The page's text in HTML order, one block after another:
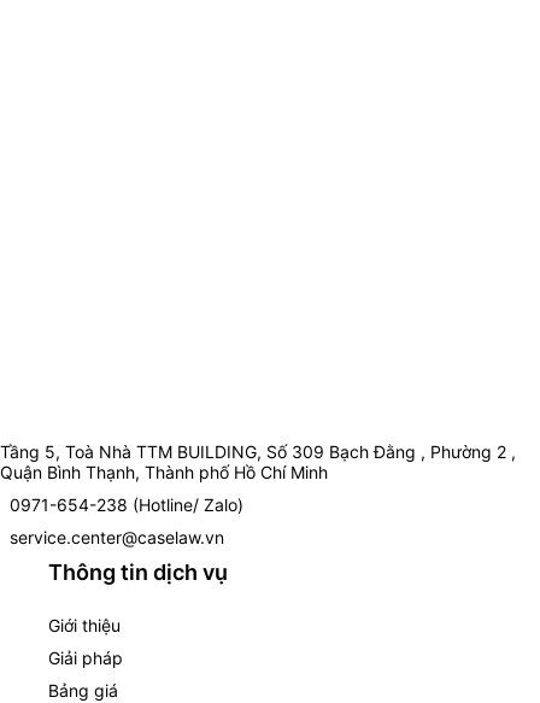
Tầng 5, Toà Nhà TTM BUILDING, Số 309 Bạch Đằng , Phường 2 ,
Quận Bình Thạnh, Thành phố Hồ Chí Minh
0971-654-238 (Hotline/ Zalo)
service.center@caselaw.vn
Thông tin dịch vụ
Giới thiệu
Giải pháp
Bảng giá